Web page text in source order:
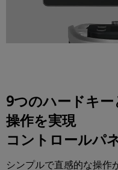
9つのハードキ
操作を実現
コントロールパ
シンプルで直感的な操作